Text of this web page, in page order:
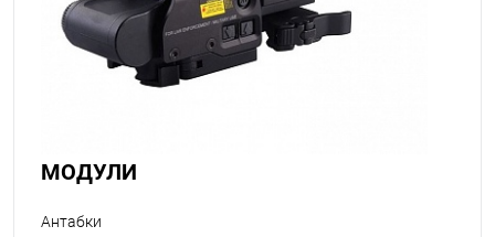
МОДУЛИ
Антабки